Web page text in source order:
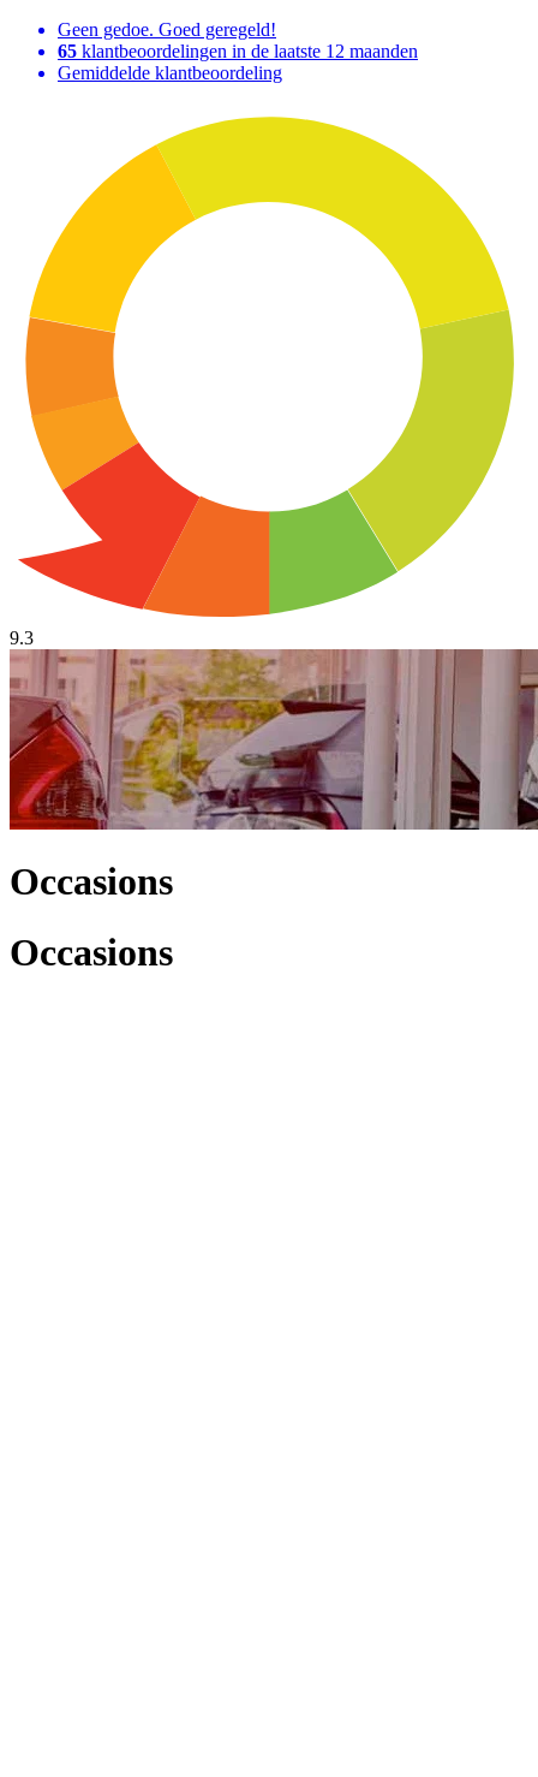
Geen gedoe. Goed geregeld!
65 klantbeoordelingen in de laatste 12 maanden
Gemiddelde klantbeoordeling
9.3
Occasions
Occasions